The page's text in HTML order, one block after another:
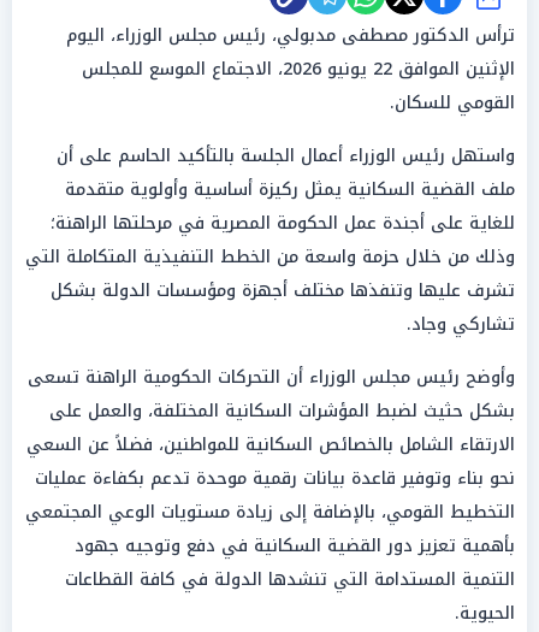
ترأس الدكتور مصطفى مدبولي، رئيس مجلس الوزراء، اليوم
الإثنين الموافق 22 يونيو 2026، الاجتماع الموسع للمجلس
القومي للسكان.
واستهل رئيس الوزراء أعمال الجلسة بالتأكيد الحاسم على أن
ملف القضية السكانية يمثل ركيزة أساسية وأولوية متقدمة
للغاية على أجندة عمل الحكومة المصرية في مرحلتها الراهنة؛
وذلك من خلال حزمة واسعة من الخطط التنفيذية المتكاملة التي
تشرف عليها وتنفذها مختلف أجهزة ومؤسسات الدولة بشكل
تشاركي وجاد.
وأوضح رئيس مجلس الوزراء أن التحركات الحكومية الراهنة تسعى
بشكل حثيث لضبط المؤشرات السكانية المختلفة، والعمل على
الارتقاء الشامل بالخصائص السكانية للمواطنين، فضلاً عن السعي
نحو بناء وتوفير قاعدة بيانات رقمية موحدة تدعم بكفاءة عمليات
التخطيط القومي، بالإضافة إلى زيادة مستويات الوعي المجتمعي
بأهمية تعزيز دور القضية السكانية في دفع وتوجيه جهود
التنمية المستدامة التي تنشدها الدولة في كافة القطاعات
الحيوية.